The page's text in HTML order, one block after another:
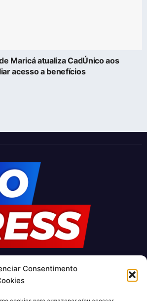
Consentimento
Maricá atualiza CadÚnico aos
acesso a benefícios
é um portal de notícias e um jornal
diversas notícias sobre a cidade do Rio